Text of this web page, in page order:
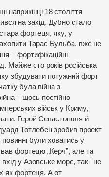
наприкінці 18 століття
на захід. Дубно стало
фортеця, яку, у
Тарас Бульба, вже не
– фортифікаційні
Майже сто років російська
збудувати потужний форт
була війна з
– щось постійно
військ у Криму,
Герой Севастополя й
Тотлебен зробив проект
повинні були ховатись у
фортецю „Керч”, але та
у Азовське море, так і не
як фортеця. А от